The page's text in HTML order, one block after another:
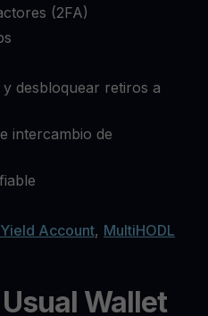
(2FA)
desbloquear retiros a
intercambio de
Yield Account, MultiHODL
Wallet